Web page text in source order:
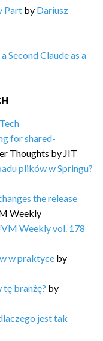
Part by Dariusz
Second Claude as a
for shared-
Thoughts by JIT
plików w Springu?
the release
Weekly
Weekly vol. 178
w praktyce by
tę branżę? by
jest tak